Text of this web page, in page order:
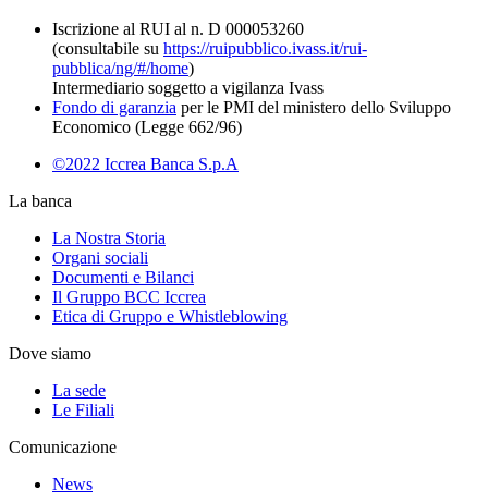
Iscrizione al RUI al n. D 000053260
(consultabile su https://ruipubblico.ivass.it/rui-
pubblica/ng/#/home)
Intermediario soggetto a vigilanza Ivass
Fondo di garanzia per le PMI del ministero dello Sviluppo
Economico (Legge 662/96)
©2022 Iccrea Banca S.p.A
La banca
La Nostra Storia
Organi sociali
Documenti e Bilanci
Il Gruppo BCC Iccrea
Etica di Gruppo e Whistleblowing
Dove siamo
La sede
Le Filiali
Comunicazione
News